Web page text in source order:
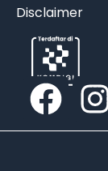
Disclaimer